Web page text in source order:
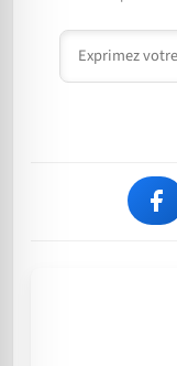
Commentaire